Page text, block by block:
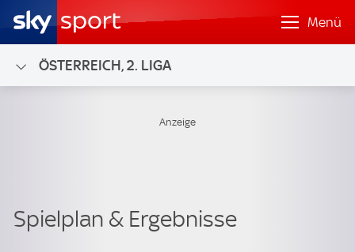
Menü
ÖSTERREICH, 2. LIGA